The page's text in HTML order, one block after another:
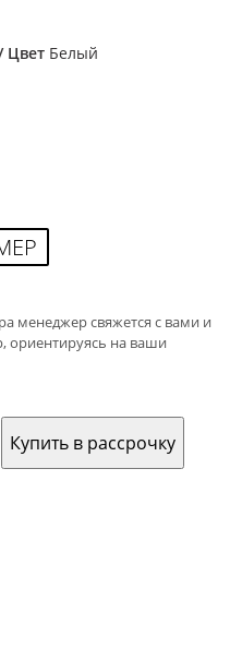
Цвет Белый
менеджер свяжется с вами и
ориентируясь на ваши
Купить в рассрочку